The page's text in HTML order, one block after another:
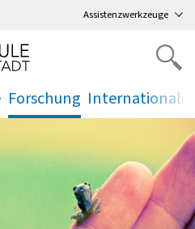
Assistenzwerkzeuge
Forschung
. .